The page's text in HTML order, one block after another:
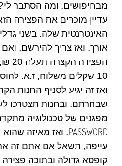
מבחיפושים. ומה הסתבר
עדיין מוכרים את הפצירה
אורך. ואז צריך להירשם,
ואז זה יגיע לסניף החנות
שבחרתם. ובחנות תצטרכו
מפגנים של טכנולוגיה
PASSWORD. ואז מאיזה
עייפה, תשאל אם אתם זה
קופסא גדולה ובתוכה